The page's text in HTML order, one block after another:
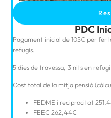
PDC
Pagament inicial de 105€ per fer
refugis.
5 dies de travessa, 3 nits en refugi
Cost total de la mitja pensió
FEDME i reciprocitat
FEEC 262,44€